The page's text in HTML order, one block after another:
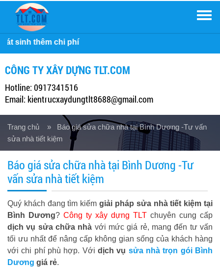
CÔNG TY XÂY DỰNG TLT.COM
Hotline: 0917341516
Email: kientrucxaydungtlt8688@gmail.com
Trang chủ » Báo giá sửa chữa nhà tại Bình Dương -Tư vấn
sửa nhà tiết kiệm
Báo giá sửa chữa nhà tại Bình Dương -Tư
vấn sửa nhà tiết kiệm
Quý khách đang tìm kiếmgiải pháp sửa nhà tiết kiệm tại
Bình Dương? Công ty xây dựng TLT chuyên cung cấp
dịch vụ sửa chữa nhà với mức giá rẻ, mang đến tư vấn
tối ưu nhất để nâng cấp không gian sống của khách hàng
với chi phí phù hợp. Với dịch vụ sửa nhà trọn gói Bình
Dương giá rẻ.